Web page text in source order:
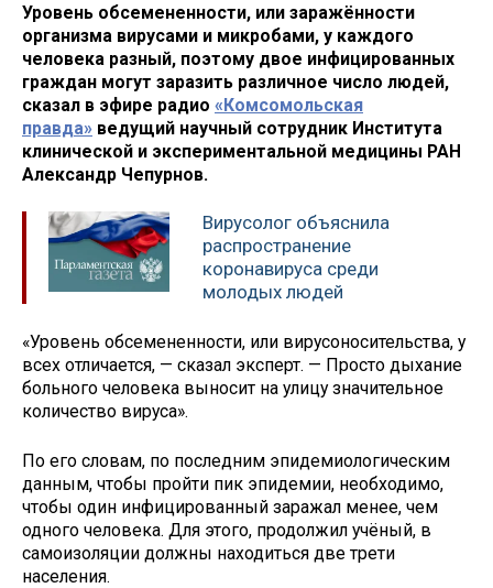
Уровень обсемененности, или заражённости
организма вирусами и микробами, у каждого
человека разный, поэтому двое инфицированных
граждан могут заразить различное число людей,
сказал в эфире радио «Комсомольская
правда» ведущий научный сотрудник Института
клинической и экспериментальной медицины РАН
Александр Чепурнов.
Вирусолог объяснила
распространение
коронавируса среди
молодых людей
«Уровень обсемененности, или вирусоносительства, у
всех отличается, — сказал эксперт. — Просто дыхание
больного человека выносит на улицу значительное
количество вируса».
По его словам, по последним эпидемиологическим
данным, чтобы пройти пик эпидемии, необходимо,
чтобы один инфицированный заражал менее, чем
одного человека. Для этого, продолжил учёный, в
самоизоляции должны находиться две трети
населения.